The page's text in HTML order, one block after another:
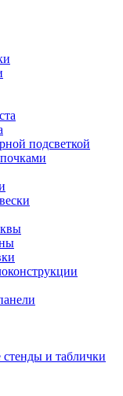
подсветкой
и таблички